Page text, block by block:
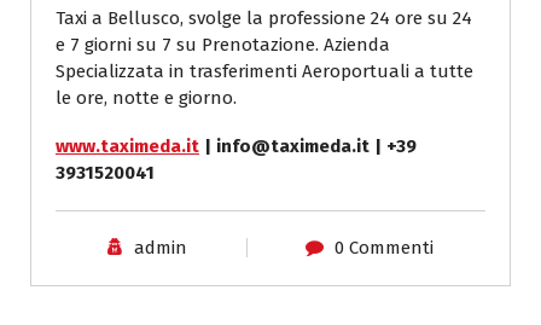
Taxi a Bellusco, svolge la professione 24 ore su 24
e 7 giorni su 7 su Prenotazione. Azienda
Specializzata in trasferimenti Aeroportuali a tutte
le ore, notte e giorno.
www.taximeda.it | info@taximeda.it | +39
3931520041
admin 0 Commenti